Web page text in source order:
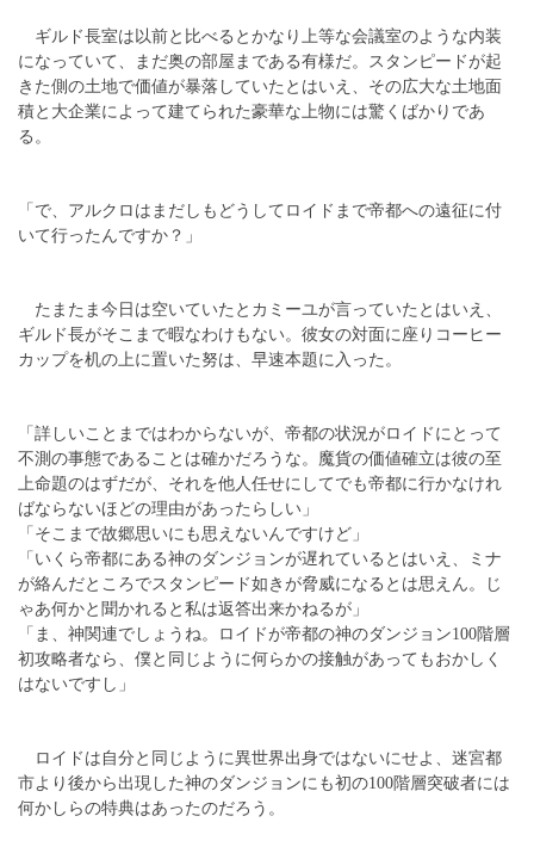
ギルド長室は以前と比べるとかなり上等な会議室のような内装
になっていて、まだ奥の部屋まである有様だ。スタンピードが起
きた側の土地で価値が暴落していたとはいえ、その広大な土地面
積と大企業によって建てられた豪華な上物には驚くばかりであ
る。
「で、アルクロはまだしもどうしてロイドまで帝都への遠征に付
いて行ったんですか？」
たまたま今日は空いていたとカミーユが言っていたとはいえ、
ギルド長がそこまで暇なわけもない。彼女の対面に座りコーヒー
カップを机の上に置いた努は、早速本題に入った。
「詳しいことまではわからないが、帝都の状況がロイドにとって
不測の事態であることは確かだろうな。魔貨の価値確立は彼の至
上命題のはずだが、それを他人任せにしてでも帝都に行かなけれ
ばならないほどの理由があったらしい」
「そこまで故郷思いにも思えないんですけど」
「いくら帝都にある神のダンジョンが遅れているとはいえ、ミナ
が絡んだところでスタンピード如きが脅威になるとは思えん。じ
ゃあ何かと聞かれると私は返答出来かねるが」
「ま、神関連でしょうね。ロイドが帝都の神のダンジョン100階層
初攻略者なら、僕と同じように何らかの接触があってもおかしく
はないですし」
ロイドは自分と同じように異世界出身ではないにせよ、迷宮都
市より後から出現した神のダンジョンにも初の100階層突破者には
何かしらの特典はあったのだろう。